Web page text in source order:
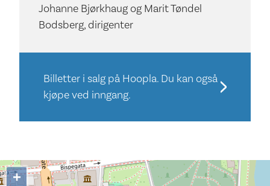
Johanne Bjørkhaug og Marit Tøndel
Bodsberg, dirigenter
Billetter i salg på Hoopla. Du kan også
kjøpe ved inngang.
+